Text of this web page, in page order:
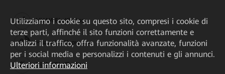
HUAWEI eKit App
Huawei HiKnow App
HUAWEI eFly App
Utilizziamo i cookie su questo sito, compresi i cookie di
terze parti, affinché il sito funzioni correttamente e
analizzi il traffico, offra funzionalità avanzate, funzioni
per i social media e personalizzi i contenuti e gli annunci.
Ulteriori informazioni